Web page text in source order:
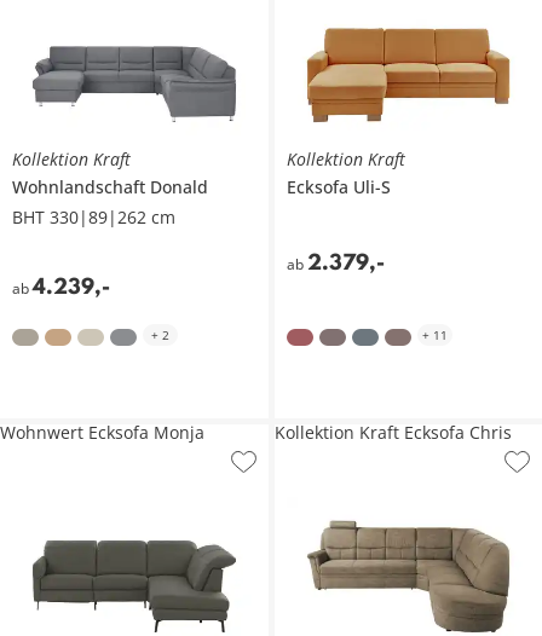
Kollektion Kraft
Wohnlandschaft Donald
BHT 330|89|262 cm
ab4.239,-
+ 2
Kollektion Kraft
Ecksofa Uli-S
ab 2.379,-
+ 11
Wohnwert Ecksofa Monja Kollektion Kraft Ecksofa Chris